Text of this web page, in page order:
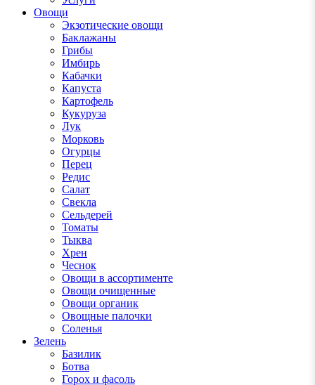
Овощи
Экзотические овощи
Баклажаны
Грибы
Имбирь
Кабачки
Капуста
Картофель
Кукуруза
Лук
Морковь
Огурцы
Перец
Редис
Салат
Свекла
Сельдерей
Томаты
Тыква
Хрен
Чеснок
Овощи в ассортименте
Овощи очищенные
Овощи органик
Овощные палочки
Соленья
Зелень
Базилик
Ботва
Горох и фасоль